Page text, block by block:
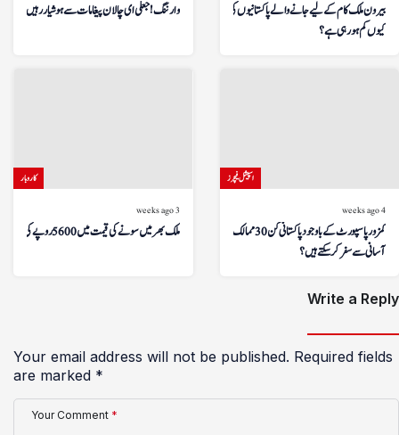
وارننگ! جعلی ای چالان پیغامات سے ہوشیار رہیں
بیرون ملک کام کے لیے جانے والے پاکستانیوں کی تعداد
کیوں کم ہو رہی ہے؟
کاروبار
3 weeks ago
ملک بھر میں سونے کی قیمت میں 5600 روپے کی کمی
اسپیشل فیچرز
4 weeks ago
کمزور پاسپورٹ کے باوجود پاکستانی کن 30 ممالک میں
آسانی سے سفر کر سکتے ہیں؟
Write a Reply
Your email address will not be published. Required fields
are marked *
Your Comment *